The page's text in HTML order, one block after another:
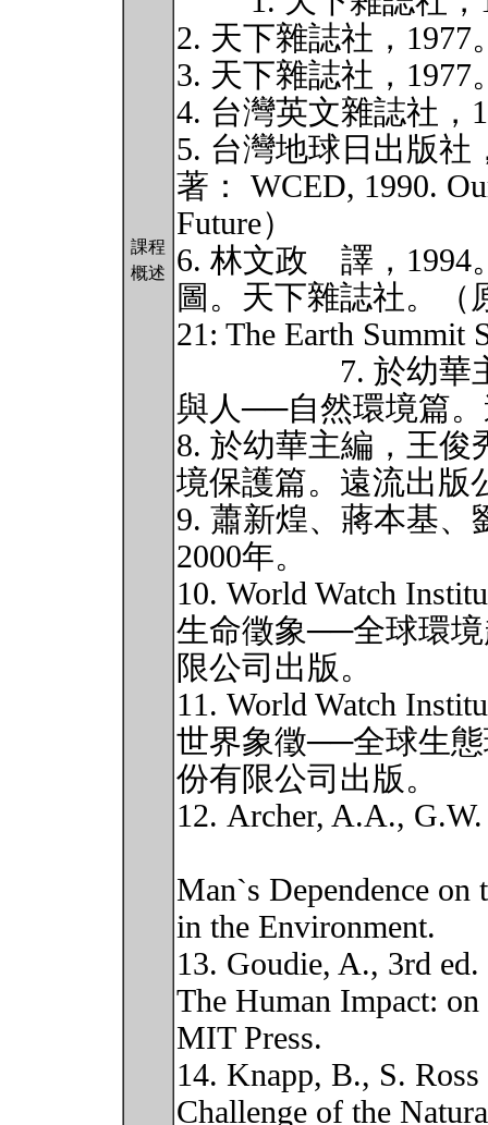
課程
概述
2. 天下雜誌社，1977
3. 天下雜誌社，
4. 台灣英文雜誌社，
5. 台灣地球日出版社
著： WCED, 1990.
Future）
6. 林文政 譯，1994
圖。天下雜誌社。（
21: The Earth Summit
7. 於幼華主編
與人──自然環境篇
8. 於幼華主編，王
境保護篇。遠流出版
9. 蕭新煌、蔣本基、
2000年。
10. World Watch
生命徵象──全球環
限公司出版。
11. World Watch
世界象徵──全球生
份有限公司出版。
12. Archer, A.A.,
Man`s Dependence on
in the Environment.
13. Goudie, A., 3rd ed.
The Human Impact:
MIT Press.
14. Knapp, B., S.
Challenge of the